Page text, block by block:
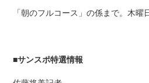
「朝のフルコース」の係まで。木曜
■サンスポ特選情報